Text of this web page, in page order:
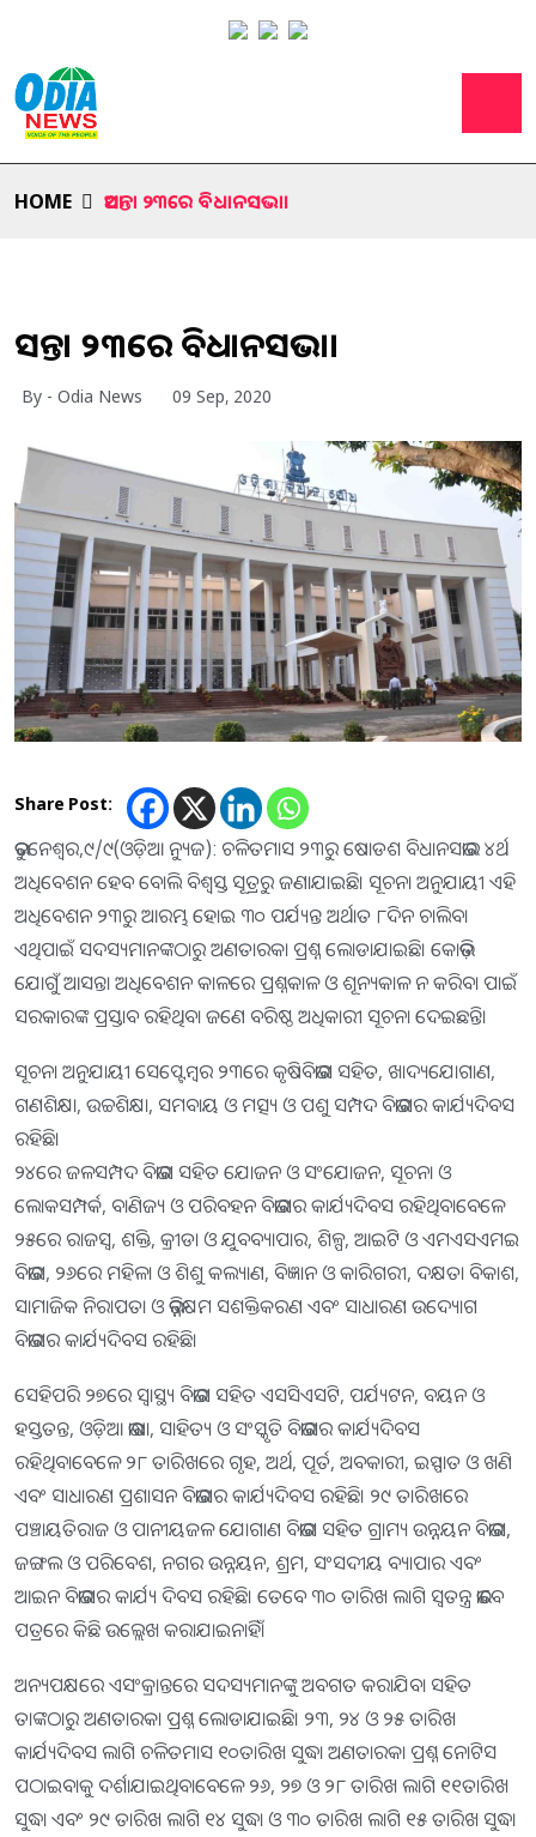
HOME ଆସନ୍ତା ୨୩ରେ ବିଧାନସଭା।
ଆସନ୍ତା ୨୩ରେ ବିଧାନସଭା।
By - Odia News 09 Sep, 2020
Share Post:
ଭୁବନେଶ୍ୱର,୯/୯(ଓଡ଼ିଆ ନ୍ୟୁଜ): ଚଳିତମାସ ୨୩ରୁ ଷୋଡଶ ବିଧାନସଭାର ୪ର୍ଥ
ଅଧିବେଶନ ହେବ ବୋଲି ବିଶ୍ୱସ୍ତ ସୂତ୍ରରୁ ଜଣାଯାଇଛି। ସୂଚନା ଅନୁଯାୟୀ ଏହି
ଅଧିବେଶନ ୨୩ରୁ ଆରମ୍ଭ ହୋଇ ୩୦ ପର୍ଯ୍ୟନ୍ତ ଅର୍ଥାତ ୮ଦିନ ଚାଲିବ।
ଏଥିପାଇଁ ସଦସ୍ୟମାନଙ୍କଠାରୁ ଅଣତାରକା ପ୍ରଶ୍ନ ଲୋଡାଯାଇଛି। କୋଭିଡ଼
ଯୋଗୁଁ ଆସନ୍ତା ଅଧିବେଶନ କାଳରେ ପ୍ରଶ୍ନକାଳ ଓ ଶୂନ୍ୟକାଳ ନ କରିବା ପାଇଁ
ସରକାରଙ୍କ ପ୍ରସ୍ତାବ ରହିଥିବା ଜଣେ ବରିଷ୍ଠ ଅଧିକାରୀ ସୂଚନା ଦେଇଛନ୍ତି।
ସୂଚନା ଅନୁଯାୟୀ ସେପ୍ଟେମ୍ବର ୨୩ରେ କୃଷିବିଭାଗ ସହିତ, ଖାଦ୍ୟଯୋଗାଣ,
ଗଣଶିକ୍ଷା, ଉଚ୍ଚଶିକ୍ଷା, ସମବାୟ ଓ ମତ୍ସ୍ୟ ଓ ପଶୁ ସମ୍ପଦ ବିଭାଗର କାର୍ଯ୍ୟଦିବସ
ରହିଛି।
୨୪ରେ ଜଳସମ୍ପଦ ବିଭାଗ ସହିତ ଯୋଜନ ଓ ସଂଯୋଜନ, ସୂଚନା ଓ
ଲୋକସମ୍ପର୍କ, ବାଣିଜ୍ୟ ଓ ପରିବହନ ବିଭାଗର କାର୍ଯ୍ୟଦିବସ ରହିଥିବାବେଳେ
୨୫ରେ ରାଜସ୍ୱ, ଶକ୍ତି, କ୍ରୀଡା ଓ ଯୁବବ୍ୟାପାର, ଶିଳ୍ପ, ଆଇଟି ଓ ଏମଏସଏମଇ
ବିଭାଗ, ୨୬ରେ ମହିଳା ଓ ଶିଶୁ କଲ୍ୟାଣ, ବିଜ୍ଞାନ ଓ କାରିଗରୀ, ଦକ୍ଷତା ବିକାଶ,
ସାମାଜିକ ନିରାପତା ଓ ଭିନ୍ନକ୍ଷମ ସଶକ୍ତିକରଣ ଏବଂ ସାଧାରଣ ଉଦ୍ୟୋଗ
ବିଭାଗର କାର୍ଯ୍ୟଦିବସ ରହିଛି।
ସେହିପରି ୨୭ରେ ସ୍ୱାସ୍ଥ୍ୟ ବିଭାଗ ସହିତ ଏସସିଏସଟି, ପର୍ଯ୍ୟଟନ, ବୟନ ଓ
ହସ୍ତତନ୍ତ, ଓଡ଼ିଆ ଭାଷା, ସାହିତ୍ୟ ଓ ସଂସ୍କୃତି ବିଭାଗର କାର୍ଯ୍ୟଦିବସ
ରହିଥିବାବେଳେ ୨୮ ତାରିଖରେ ଗୃହ, ଅର୍ଥ, ପୂର୍ତ, ଅବକାରୀ, ଇସ୍ପାତ ଓ ଖଣି
ଏବଂ ସାଧାରଣ ପ୍ରଶାସନ ବିଭାଗର କାର୍ଯ୍ୟଦିବସ ରହିଛି। ୨୯ ତାରିଖରେ
ପଞ୍ଚାୟତିରାଜ ଓ ପାନୀୟଜଳ ଯୋଗାଣ ବିଭାଗ ସହିତ ଗ୍ରାମ୍ୟ ଉନ୍ନୟନ ବିଭାଗ,
ଜଙ୍ଗଲ ଓ ପରିବେଶ, ନଗର ଉନ୍ନୟନ, ଶ୍ରମ, ସଂସଦୀୟ ବ୍ୟାପାର ଏବଂ
ଆଇନ ବିଭାଗର କାର୍ଯ୍ୟ ଦିବସ ରହିଛି। ତେବେ ୩୦ ତାରିଖ ଲାଗି ସ୍ୱତନ୍ତ୍ର ଭାବେ
ପତ୍ରରେ କିଛି ଉଲ୍ଲେଖ କରାଯାଇନାହିଁ।
ଅନ୍ୟପକ୍ଷରେ ଏସଂକ୍ରାନ୍ତରେ ସଦସ୍ୟମାନଙ୍କୁ ଅବଗତ କରାଯିବା ସହିତ
ତାଙ୍କଠାରୁ ଅଣତାରକା ପ୍ରଶ୍ନ ଲୋଡାଯାଇଛି। ୨୩, ୨୪ ଓ ୨୫ ତାରିଖ
କାର୍ଯ୍ୟଦିବସ ଲାଗି ଚଳିତମାସ ୧୦ତାରିଖ ସୁଦ୍ଧା ଅଣତାରକା ପ୍ରଶ୍ନ ନୋଟିସ
ପଠାଇବାକୁ ଦର୍ଶାଯାଇଥିବାବେଳେ ୨୬, ୨୭ ଓ ୨୮ ତାରିଖ ଲାଗି ୧୧ତାରିଖ
ସୁଦ୍ଧା ଏବଂ ୨୯ ତାରିଖ ଲାଗି ୧୪ ସୁଦ୍ଧା ଓ ୩୦ ତାରିଖ ଲାଗି ୧୫ ତାରିଖ ସୁଦ୍ଧା